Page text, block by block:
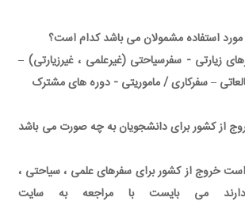
زیارتی - سفرسیاحتی (غیرعلمی ، غیرزیارتی) –
– سفرکاری / ماموریتی - دوره های مشترک
از کشور برای دانشجویان به چه صورت می باشد
خروج از کشور برای سفرهای علمی ، سیاحتی ،
می بایست با مراجعه به سایت